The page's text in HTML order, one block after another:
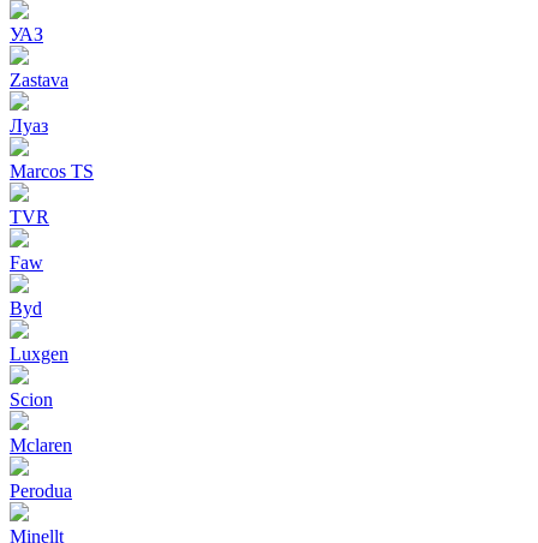
УАЗ
Zastava
Луаз
Marcos TS
TVR
Faw
Byd
Luxgen
Scion
Mclaren
Perodua
Minellt